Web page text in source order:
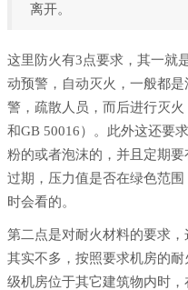
离开。
这里防火有3点要求，其一就
动预警，自动灭火，一般都
警，疏散人员，而后进行灭
和GB 50016）。此外这还要
粉的或者泡沫的，并且定期
过期，压力值是否在绿色范
时会看的。
第二点是对耐火材料的要求
其实不多，按照要求机房的
级机房位于其它建筑物内时